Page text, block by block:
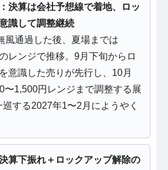
決算は会社予想線で着地、ロッ
識して調整継続
風通過した後、夏場までは
レンジで推移。9月下旬からロ
意識した売りが先行し、10月
〜1,500円レンジまで調整する展
する2027年1〜2月にようやく
算下振れ＋ロックアップ解除の